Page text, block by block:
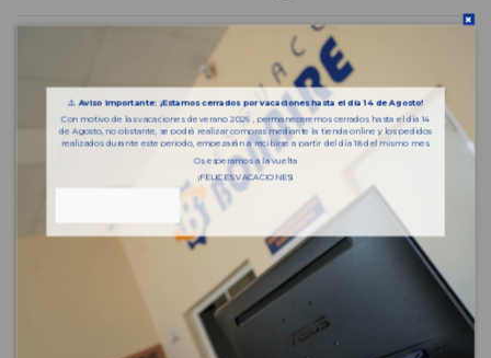
⚠️ Aviso importante: ¡Estamos cerrados por vacaciones hasta el día 14 de Agosto!
Con motivo de las vacaciones de verano 2026 , permaneceremos cerrados hasta el día 14
de Agosto, no obstante, se podrá realizar compras mediante la tienda online y los pedidos
realizados durante este periodo, empezarán a recibirse a partir del día 18 del mismo mes.
Os esperamos a la vuelta
¡FELICES VACACIONES!